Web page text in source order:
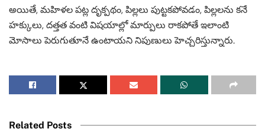
అయితే, మహిళల పట్ల దృక్పథం, పిల్లలు పుట్టకపోవడం, పిల్లలను కనే
హక్కులు, దత్తత వంటి విషయాల్లో మార్పులు రాకపోతే ఇలాంటి
మోసాలు పెరుగుతూనే ఉంటాయని నిపుణులు హెచ్చరిస్తున్నారు.
Related Posts